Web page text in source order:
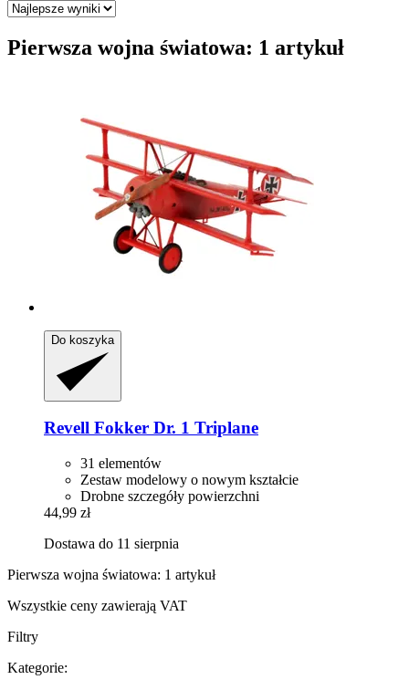
Pierwsza wojna światowa: 1 artykuł
Do koszyka
Revell Fokker Dr. 1 Triplane
31 elementów
Zestaw modelowy o nowym kształcie
Drobne szczegóły powierzchni
44,99 zł
Dostawa do 11 sierpnia
Pierwsza wojna światowa: 1 artykuł
Wszystkie ceny zawierają VAT
Filtry
Kategorie: